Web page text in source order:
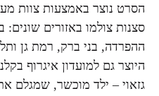
הסרט נוצר באמצעות צוות
סצנות צולמו באזורים שונים:
ההפרדה, בני ברק, רמת גן
היוצר גם למועדון איגרוף
גזאוי – ילד מוכשר, שמגלם